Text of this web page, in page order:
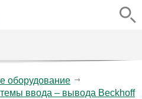
оборудование
ввода – вывода Beckhoff